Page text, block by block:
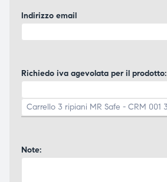
Indirizzo email
Richiedo iva agevolata per il prodotto:
Note: